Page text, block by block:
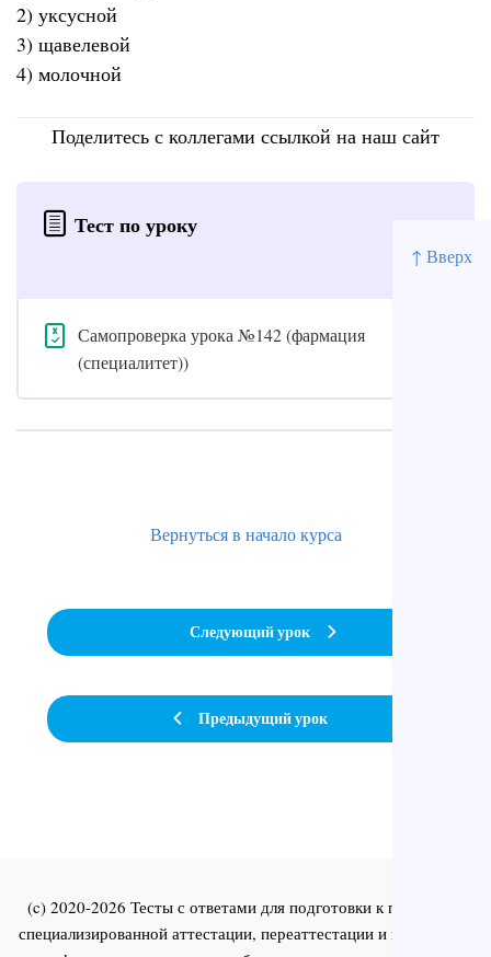
↑ Вверх
2) уксусной
3) щавелевой
4) молочной
Поделитесь с коллегами ссылкой на наш сайт
Тест по уроку
Самопроверка урока №142 (фармация
(специалитет))
Предыдущий урок
Вернуться в начало курса
Следующий урок
(c) 2020-2026 Тесты с ответами для подготовки к первичной
специализированной аттестации, переаттестации и повышения